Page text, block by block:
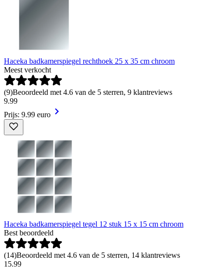
Haceka badkamerspiegel rechthoek 25 x 35 cm chroom
Meest verkocht
(9)Beoordeeld met 4.6 van de 5 sterren, 9 klantreviews
9.99
Prijs: 9.99 euro
Haceka badkamerspiegel tegel 12 stuk 15 x 15 cm chroom
Best beoordeeld
(14)Beoordeeld met 4.6 van de 5 sterren, 14 klantreviews
15.99